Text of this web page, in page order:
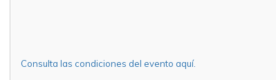
Consulta las condiciones del evento aquí.